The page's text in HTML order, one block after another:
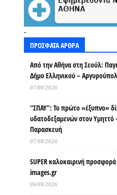
-
ΠΡΟΣΦΑΤΑ ΑΡΘΡΑ
Από την Αθήνα στη Σεούλ:
Δήμο Ελληνικού –
07/08/2026
“ΣΠΑΥ”: Το πρώτο «έξυπνο»
υδατοδεξαμενών στον Υμηττό
Παρασκευή
07/08/2026
SUPER καλοκαιρινή
images.gr
06/08/2026